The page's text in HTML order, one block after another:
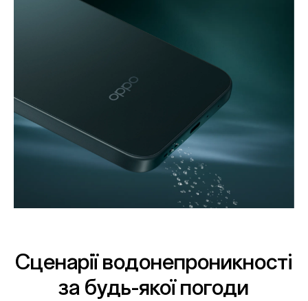
Сценарії водонепроникності
за будь-якої погоди